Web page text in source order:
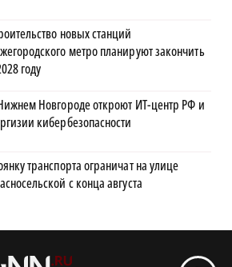
новых станций
метро планируют закончить
году
Новгороде откроют ИТ-центр РФ и
кибербезопасности
транспорта ограничат на улице
с конца августа